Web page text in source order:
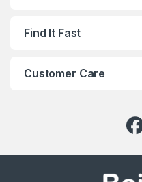
Find It Fast
Customer Care